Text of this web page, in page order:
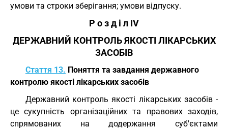
умови та строки зберігання; умови відпуску.
Р о з д і л IV
ДЕРЖАВНИЙ КОНТРОЛЬ ЯКОСТІ ЛІКАРСЬКИХ
ЗАСОБІВ
Стаття 13. Поняття та завдання державного
контролю якості лікарських засобів
Державний контроль якості лікарських засобів -
це сукупність організаційних та правових заходів,
спрямованих на додержання суб'єктами